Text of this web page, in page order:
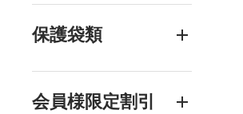
保護袋類
会員様限定割引